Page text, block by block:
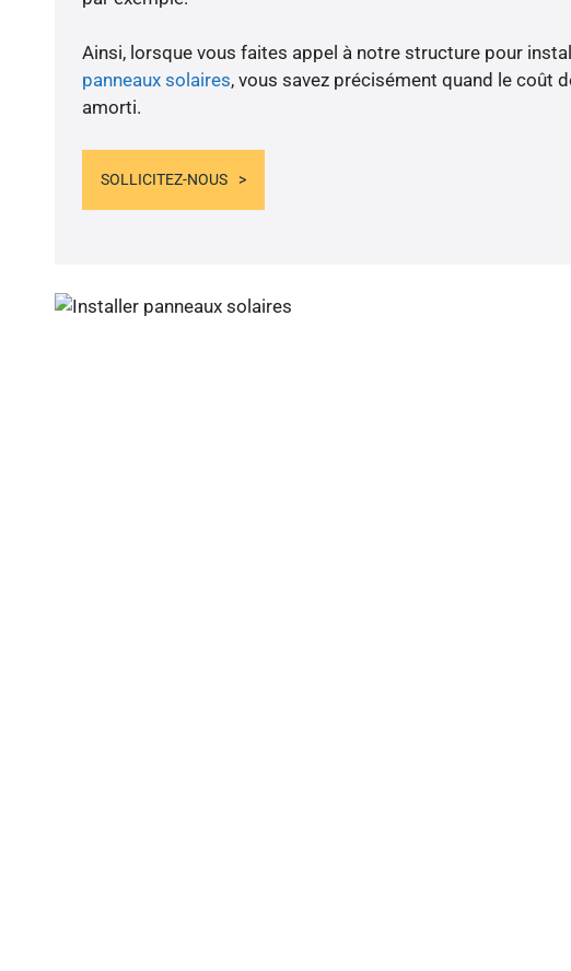
Ainsi, lorsque vous faites appel à notre structure pour
panneaux solaires, vous savez précisément quand le coût
amorti.
SOLLICITEZ-NOUS